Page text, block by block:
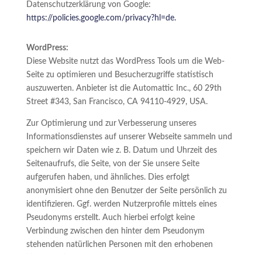
Datenschutzerklärung von Google:
https://policies.google.com/privacy?hl=de.
WordPress:
Diese Website nutzt das WordPress Tools um die Web-
Seite zu optimieren und Besucherzugriffe statistisch
auszuwerten. Anbieter ist die Automattic Inc., 60 29th
Street #343, San Francisco, CA 94110-4929, USA.
Zur Optimierung und zur Verbesserung unseres
Informationsdienstes auf unserer Webseite sammeln und
speichern wir Daten wie z. B. Datum und Uhrzeit des
Seitenaufrufs, die Seite, von der Sie unsere Seite
aufgerufen haben, und ähnliches. Dies erfolgt
anonymisiert ohne den Benutzer der Seite persönlich zu
identifizieren. Ggf. werden Nutzerprofile mittels eines
Pseudonyms erstellt. Auch hierbei erfolgt keine
Verbindung zwischen den hinter dem Pseudonym
stehenden natürlichen Personen mit den erhobenen